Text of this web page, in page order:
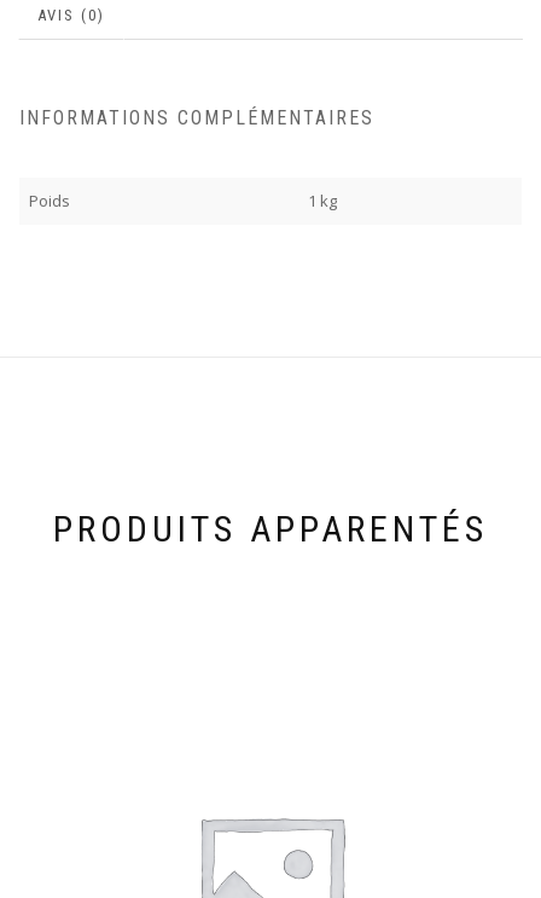
AVIS (0)
INFORMATIONS COMPLÉMENTAIRES
Poids 1 kg
PRODUITS APPARENTÉS